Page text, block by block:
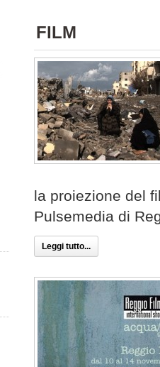
FILM
la proiezione del
Pulsemedia di
Leggi tutto...